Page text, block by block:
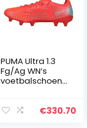
PUMA Ultra 1.3
Fg/Ag WN’s
voetbalschoen
€330.70